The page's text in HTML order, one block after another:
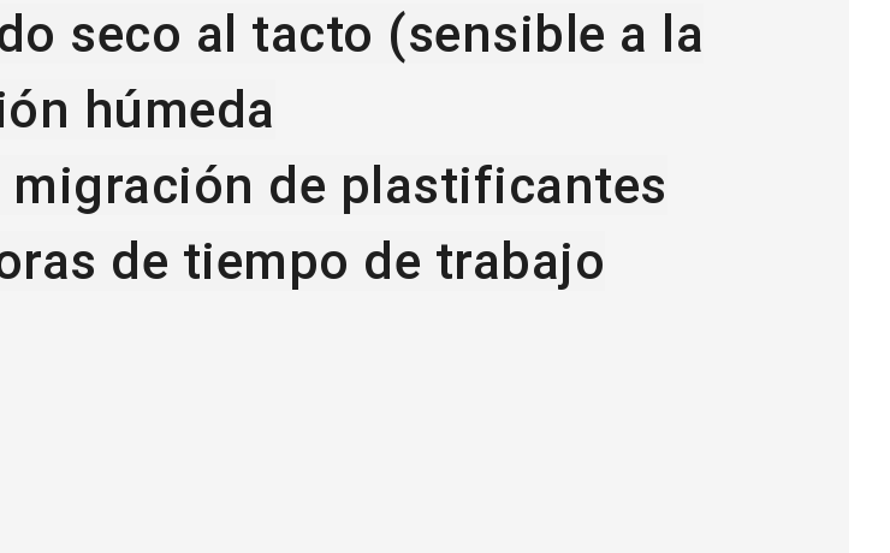
seco al tacto (sensible a la
húmeda
migración de plastificantes
de tiempo de trabajo